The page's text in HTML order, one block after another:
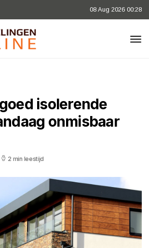
08 Aug 2026 00:28
isolerende
onmisbaar
2 min leestijd